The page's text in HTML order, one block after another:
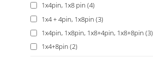
1x4pin, 1x8 pin (4)
1x4 + 4pin, 1x8pin (3)
1x4pin, 1x8pin, 1x8+4pin, 1x8+8pin (3)
1x4+8pin (2)